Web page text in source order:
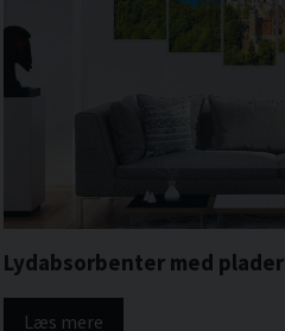
Lydabsorbenter med plader
Læs mere